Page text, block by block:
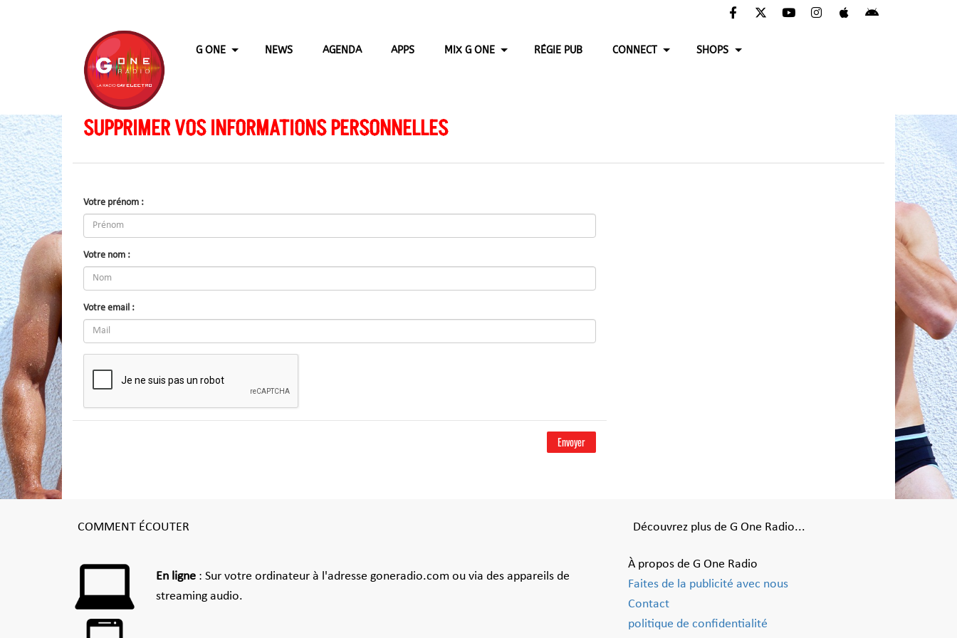
G ONE NEWS AGENDA APPS MIX G ONE RÉGIE PUB CONNECT SHOPS
SUPPRIMER VOS INFORMATIONS PERSONNELLES
Votre prénom :
Votre nom :
Votre email :
Envoyer
COMMENT ÉCOUTER
En ligne : Sur votre ordinateur à l'adresse goneradio.com ou via des appareils de
streaming audio.
Découvrez plus de G One Radio...
À propos de G One Radio
Faites de la publicité avec nous
Contact
politique de confidentialité